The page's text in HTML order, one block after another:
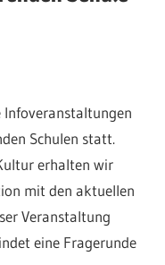
Infoveranstaltungen
Schulen statt.
erhalten wir
mit den aktuellen
Veranstaltung
eine Fragerunde